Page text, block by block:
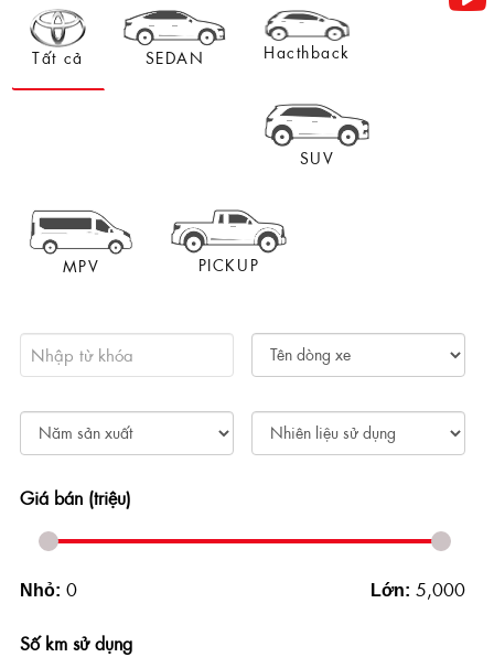
Tất cả SEDAN Hacthback
SUV
MPV PICKUP
Giá bán (triệu)
Nhỏ: 0 Lớn: 5,000
Số km sử dụng